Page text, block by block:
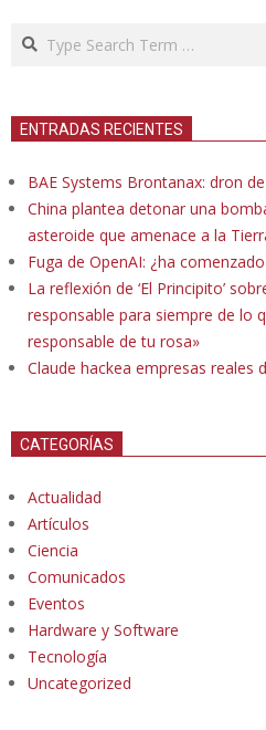
Search
ENTRADAS RECIENTES
BAE Systems Brontanax: dron
China plantea detonar una
asteroide que amenace a la
Fuga de OpenAI: ¿ha
La reflexión de ‘El Principito’
responsable para siempre de lo
responsable de tu rosa»
Claude hackea empresas reales
CATEGORÍAS
Actualidad
Artículos
Ciencia
Comunicados
Eventos
Hardware y Software
Tecnología
Uncategorized